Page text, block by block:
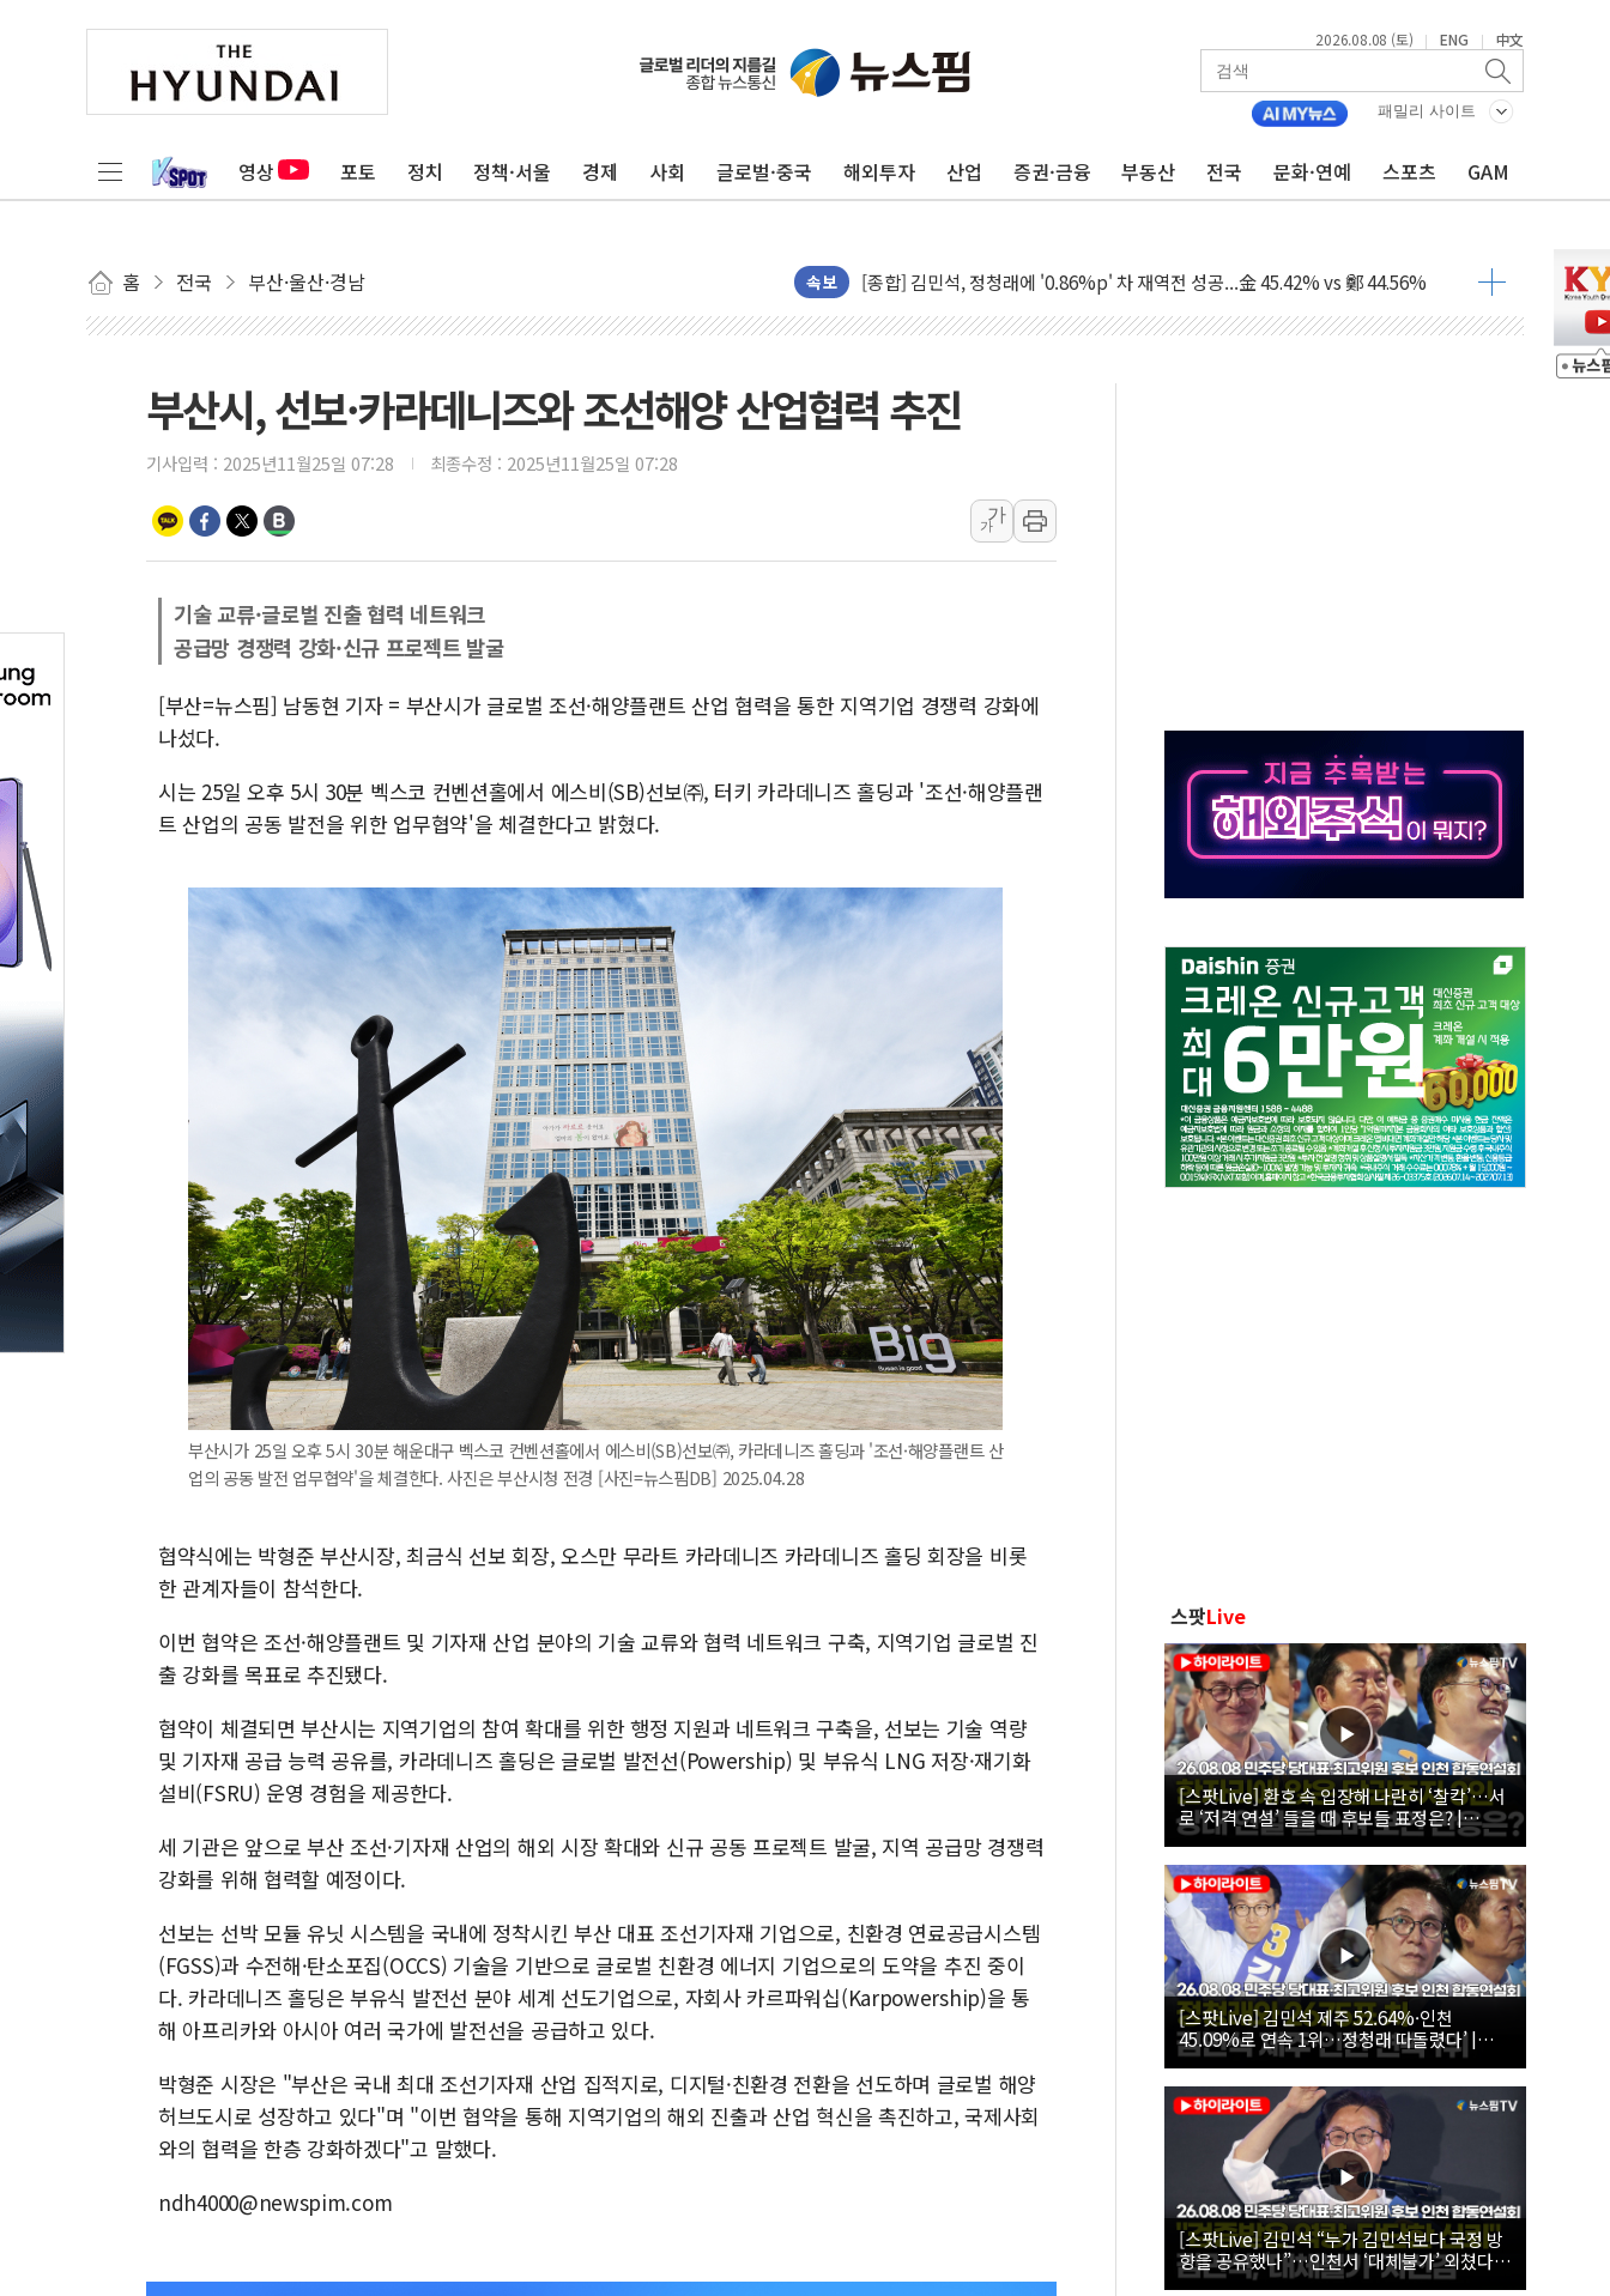
2026.08.08 (토) | ENG | 中文
패밀리 사이트
영상 포토 정치 정책·서울 경제 사회 글로벌·중국 해외투자 산업 증권·금융 부동산 전국 문화·연예 스포츠 GAM
홈 전국 부산·울산·경남 속보
포항시 재난예산 40억 긴급 투입…고수온 양식장 복구·지원 '총력'
울진·영덕 '호우특보'-포항 '산사태 주의보'...경북도, 호우 피해·통제구간 없어
인천 합동연설회 나선 송영길·정청래·김민석 당대표 후보
김민석, 2주차 제주·인천 경선서 정청래에 승리...47.75% vs 42.08%
[속보] 민주, 제주·인천 경선 결과 발표...김민석 47.75% 정청래 42.08%
[속보] 민주, 인천 경선 결과 발표...김민석 45.09% 정청래 43.27% 송영길 11.63%
이번주 국내 주요 금융일정(8.10~8.14)
美, 이란전 출구전략 만지작…공습 한계·탄약 부족 현실화
강릉·동해·삼척 시간당 최대 50㎜ 폭우…강원 동해안 강한 비 이어져
여수 오동도 인근 해상서 모터보트 전복…1명 사망·1명 실종
추미애, '위안부' 피해자 기림의 날 참석..."국제적 시민 연대로 목소리 내야"
인천 선재도 갯벌서 해루질 중 실종 60대 나흘만에 숨진 채 발견
인천서 말다툼 중 어머니 흉기 살해 10대 아들 체포
'화합' 꺼낸 김민석에 '뻔뻔' 받아친 정청래…제주 연설서 신경전 고조
부산시, 선보·카라데니즈와 조선해양 산업협력 추진
기사입력 : 2025년11월25일 07:28 최종수정 : 2025년11월25일 07:28
가
가
기술 교류·글로벌 진출 협력 네트워크
공급망 경쟁력 강화·신규 프로젝트 발굴
[부산=뉴스핌] 남동현 기자 = 부산시가 글로벌 조선·해양플랜트 산업 협력을 통한 지역기업 경쟁력 강화에
나섰다.
시는 25일 오후 5시 30분 벡스코 컨벤션홀에서 에스비(SB)선보㈜, 터키 카라데니즈 홀딩과 '조선·해양플랜
트 산업의 공동 발전을 위한 업무협약'을 체결한다고 밝혔다.
부산시가 25일 오후 5시 30분 해운대구 벡스코 컨벤션홀에서 에스비(SB)선보㈜, 카라데니즈 홀딩과 '조선·해양플랜트 산
업의 공동 발전 업무협약'을 체결한다. 사진은 부산시청 전경 [사진=뉴스핌DB] 2025.04.28
협약식에는 박형준 부산시장, 최금식 선보 회장, 오스만 무라트 카라데니즈 카라데니즈 홀딩 회장을 비롯
한 관계자들이 참석한다.
이번 협약은 조선·해양플랜트 및 기자재 산업 분야의 기술 교류와 협력 네트워크 구축, 지역기업 글로벌 진
출 강화를 목표로 추진됐다.
협약이 체결되면 부산시는 지역기업의 참여 확대를 위한 행정 지원과 네트워크 구축을, 선보는 기술 역량
및 기자재 공급 능력 공유를, 카라데니즈 홀딩은 글로벌 발전선(Powership) 및 부유식 LNG 저장·재기화
설비(FSRU) 운영 경험을 제공한다.
세 기관은 앞으로 부산 조선·기자재 산업의 해외 시장 확대와 신규 공동 프로젝트 발굴, 지역 공급망 경쟁력
강화를 위해 협력할 예정이다.
선보는 선박 모듈 유닛 시스템을 국내에 정착시킨 부산 대표 조선기자재 기업으로, 친환경 연료공급시스템
(FGSS)과 수전해·탄소포집(OCCS) 기술을 기반으로 글로벌 친환경 에너지 기업으로의 도약을 추진 중이
다. 카라데니즈 홀딩은 부유식 발전선 분야 세계 선도기업으로, 자회사 카르파워십(Karpowership)을 통
해 아프리카와 아시아 여러 국가에 발전선을 공급하고 있다.
박형준 시장은 "부산은 국내 최대 조선기자재 산업 집적지로, 디지털·친환경 전환을 선도하며 글로벌 해양
허브도시로 성장하고 있다"며 "이번 협약을 통해 지역기업의 해외 진출과 산업 혁신을 촉진하고, 국제사회
와의 협력을 한층 강화하겠다"고 말했다.
ndh4000@newspim.com
스팟Live
[스팟Live] 환호 속 입장해 나란히 ‘찰칵’…서
로 ‘저격 연설’ 들을 때 후보들 표정은? |
26.08.08 더불어민주당 당대표·최고위원 후
보 인천 합동연설회
[스팟Live] 김민석 제주 52.64%·인천
45.09%로 연속 1위…정청래 따돌렸다’ |
26.08.08 더불어민주당 당대표·최고위원 후
보 인천 합동연설회
[스팟Live] 김민석 “누가 김민석보다 국정 방
향을 공유했나”…인천서 ‘대체불가’ 외쳤다 |
26.08.08 더불어민주당 당대표·최고위원 후